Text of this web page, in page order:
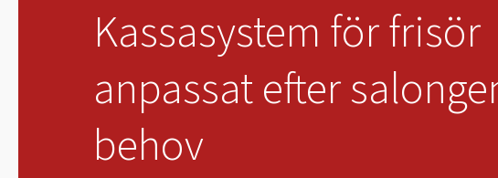
Kassasystem för frisör
anpassat efter
behov